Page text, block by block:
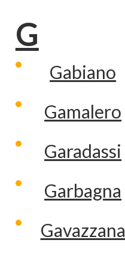
G
Gabiano
Gamalero
Garadassi
Garbagna
Gavazzana